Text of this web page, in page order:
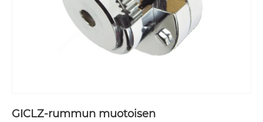
GICLZ-rummun muotoisen